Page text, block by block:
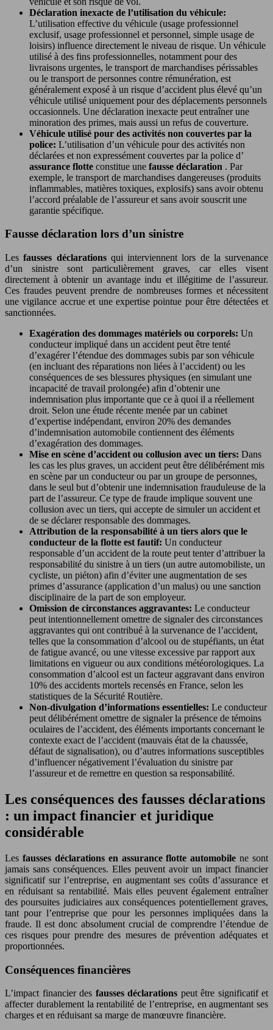
Déclaration inexacte de l’utilisation du véhicule:
L’utilisation effective du véhicule (usage professionnel
exclusif, usage professionnel et personnel, simple usage de
loisirs) influence directement le niveau de risque. Un véhicule
utilisé à des fins professionnelles, notamment pour des
livraisons urgentes, le transport de marchandises périssables
ou le transport de personnes contre rémunération, est
généralement exposé à un risque d’accident plus élevé qu’un
véhicule utilisé uniquement pour des déplacements personnels
occasionnels. Une déclaration inexacte peut entraîner une
minoration des primes, mais aussi un refus de couverture.
Véhicule utilisé pour des activités non couvertes par la
police: L’utilisation d’un véhicule pour des activités non
déclarées et non expressément couvertes par la police d’
assurance flotte constitue une fausse déclaration . Par
exemple, le transport de marchandises dangereuses (produits
inflammables, matières toxiques, explosifs) sans avoir obtenu
l’accord préalable de l’assureur et sans avoir souscrit une
garantie spécifique.
Fausse déclaration lors d’un sinistre
Lesfausses déclarations qui interviennent lors de la survenance
d’un sinistre sont particulièrement graves, car elles visent
directement à obtenir un avantage indu et illégitime de l’assureur.
Ces fraudes peuvent prendre de nombreuses formes et nécessitent
une vigilance accrue et une expertise pointue pour être détectées et
sanctionnées.
Exagération des dommages matériels ou corporels: Un
conducteur impliqué dans un accident peut être tenté
d’exagérer l’étendue des dommages subis par son véhicule
(en incluant des réparations non liées à l’accident) ou les
conséquences de ses blessures physiques (en simulant une
incapacité de travail prolongée) afin d’obtenir une
indemnisation plus importante que ce à quoi il a réellement
droit. Selon une étude récente menée par un cabinet
d’expertise indépendant, environ 20% des demandes
d’indemnisation automobile contiennent des éléments
d’exagération des dommages.
Mise en scène d’accident ou collusion avec un tiers: Dans
les cas les plus graves, un accident peut être délibérément mis
en scène par un conducteur ou par un groupe de personnes,
dans le seul but d’obtenir une indemnisation frauduleuse de la
part de l’assureur. Ce type de fraude implique souvent une
collusion avec un tiers, qui accepte de simuler un accident et
de se déclarer responsable des dommages.
Attribution de la responsabilité à un tiers alors que le
conducteur de la flotte est fautif: Un conducteur
responsable d’un accident de la route peut tenter d’attribuer la
responsabilité du sinistre à un tiers (un autre automobiliste, un
cycliste, un piéton) afin d’éviter une augmentation de ses
primes d’assurance (application d’un malus) ou une sanction
disciplinaire de la part de son employeur.
Omission de circonstances aggravantes: Le conducteur
peut intentionnellement omettre de signaler des circonstances
aggravantes qui ont contribué à la survenance de l’accident,
telles que la consommation d’alcool ou de stupéfiants, un état
de fatigue avancé, ou une vitesse excessive par rapport aux
limitations en vigueur ou aux conditions météorologiques. La
consommation d’alcool est un facteur aggravant dans environ
10% des accidents mortels recensés en France, selon les
statistiques de la Sécurité Routière.
Non-divulgation d’informations essentielles: Le conducteur
peut délibérément omettre de signaler la présence de témoins
oculaires de l’accident, des éléments importants concernant le
contexte exact de l’accident (mauvais état de la chaussée,
défaut de signalisation), ou d’autres informations susceptibles
d’influencer négativement l’évaluation du sinistre par
l’assureur et de remettre en question sa responsabilité.
Les conséquences des fausses déclarations
: un impact financier et juridique
considérable
Les fausses déclarations en assurance flotte automobilene sont
jamais sans conséquences. Elles peuvent avoir un impact financier
significatif sur l’entreprise, en augmentant ses coûts d’assurance et
en réduisant sa rentabilité. Mais elles peuvent également entraîner
des poursuites judiciaires aux conséquences potentiellement graves,
tant pour l’entreprise que pour les personnes impliquées dans la
fraude. Il est donc absolument crucial de comprendre l’étendue de
ces risques pour prendre des mesures de prévention adéquates et
proportionnées.
Conséquences financières
L’impact financier des fausses déclarations peut être significatif et
affecter durablement la rentabilité de l’entreprise, en augmentant ses
charges et en réduisant sa marge de manœuvre financière.